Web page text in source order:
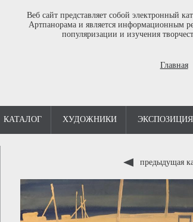
Веб сайт представляет собой электронный
Артпанорама и является информационным
популяризации и изучения
Главная
КАТАЛОГ ХУДОЖНИКИ ЭКСПОЗИЦИЯ
предыдущая